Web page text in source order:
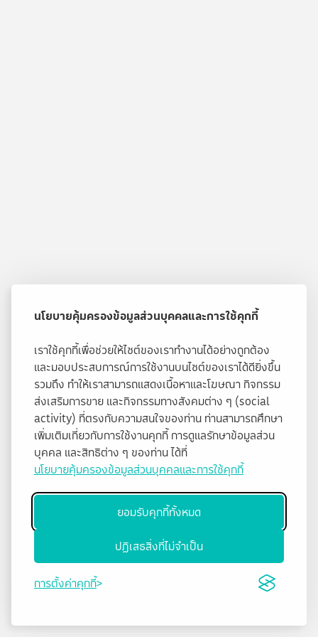
นโยบายคุ้มครองข้อมูลส่วนบุคคลและการใช้คุกกี้
เราใช้คุกกี้เพื่อช่วยให้ไซต์ของเราทำงานได้อย่างถูกต้อง
และมอบประสบการณ์การใช้งานบนไซต์ของเราได้ดียิ่งขึ้น
รวมถึง ทำให้เราสามารถแสดงเนื้อหาและโฆษณา กิจกรรม
ส่งเสริมการขาย และกิจกรรมทางสังคมต่าง ๆ (social
activity) ที่ตรงกับความสนใจของท่าน ท่านสามารถศึกษา
เพิ่มเติมเกี่ยวกับการใช้งานคุกกี้ การดูแลรักษาข้อมูลส่วน
บุคคล และสิทธิต่าง ๆ ของท่าน ได้ที่
นโยบายคุ้มครองข้อมูลส่วนบุคคลและการใช้คุกกี้
ยอมรับคุกกี้ทั้งหมด
ปฏิเสธสิ่งที่ไม่จำเป็น
การตั้งค่าคุกกี้